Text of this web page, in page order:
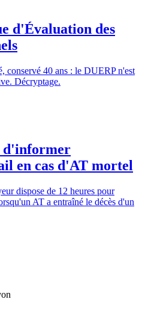
d'Évaluation des
conservé 40 ans : le DUERP n'est
Décryptage.
d'informer
en cas d'AT mortel
dispose de 12 heures pour
AT a entraîné le décès d'un